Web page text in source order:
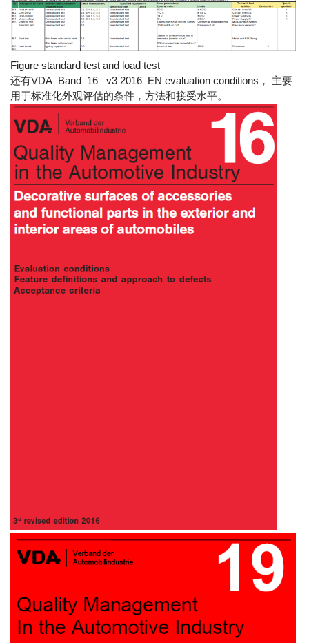
Figure standard test and load test
还有VDA_Band_16_ v3 2016_EN evaluation conditions， 主要
用于标准化外观评估的条件，方法和接受水平。